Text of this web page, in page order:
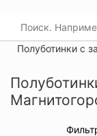
Главная /
Полуботинки,
Полуботинки с